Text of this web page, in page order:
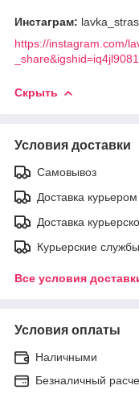
Инстаграм:
https://instagram.com/
Скрыть
Условия доставки
Самовывоз
Доставка курьером
Доставка
Курьерские
Все условия
Условия оплаты
Наличными
Безналичный